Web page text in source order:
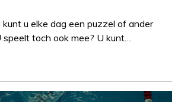
u elke dag een puzzel of ander
speelt toch ook mee? U kunt…